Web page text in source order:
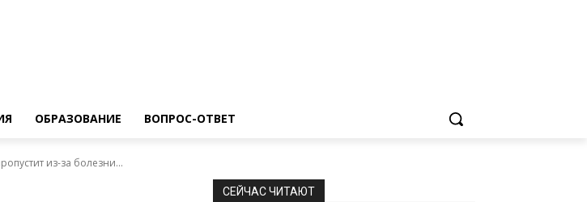
ОБРАЗОВАНИЕ ВОПРОС-ОТВЕТ
из-за болезни...
СЕЙЧАС ЧИТАЮТ